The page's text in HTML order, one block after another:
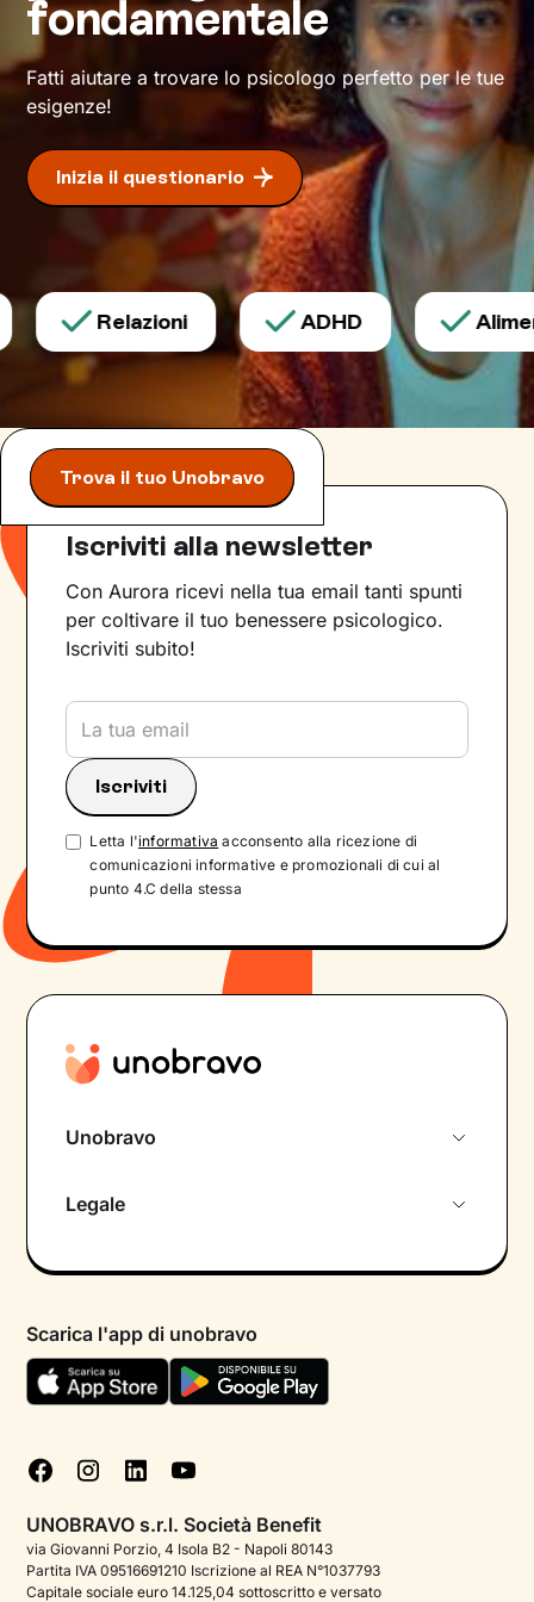
inedito di affrontare gli eventi della vita e a un
maggiore benessere .
fondamentale
Fatti aiutare a trovare lo psicologo perfetto per le tue
esigenze!
Inizia il questionario
Relazioni ADHD
Trova il tuo Unobravo
Iscriviti alla newsletter
Con Aurora ricevi nella tua email tanti spunti
per coltivare il tuo benessere psicologico.
Iscriviti subito!
Letta l'informativa acconsento alla ricezione di
comunicazioni informative e promozionali di cui al
punto 4.C della stessa
Unobravo
Psicologo in chat
Aiuto urgente
FAQ
Podcast di psicologia
Corporate
Legale
Termini e condizioni
Informativa Privacy
Cookie policy
Gestisci cookie
Scarica l'app di unobravo
UNOBRAVO s.r.l. Società Benefit
via Giovanni Porzio, 4 Isola B2 - Napoli 80143
Partita IVA 09516691210 Iscrizione al REA N°1037793
Capitale sociale euro 14.125,04 sottoscritto e versato